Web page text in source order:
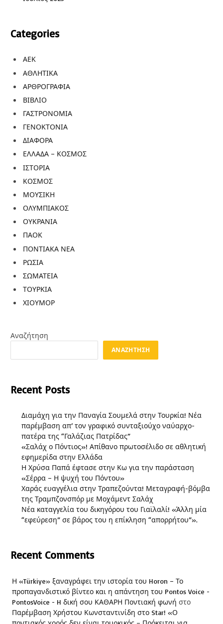
Categories
ΑΕΚ
ΑΘΛΗΤΙΚΑ
ΑΡΘΡΟΓΡΑΦΙΑ
ΒΙΒΛΙΟ
ΓΑΣΤΡΟΝΟΜΙΑ
ΓΕΝΟΚΤΟΝΙΑ
ΔΙΑΦΟΡΑ
ΕΛΛΑΔΑ – ΚΟΣΜΟΣ
ΙΣΤΟΡΙΑ
ΚΟΣΜΟΣ
ΜΟΥΣΙΚΗ
ΟΛΥΜΠΙΑΚΟΣ
ΟΥΚΡΑΝΙΑ
ΠΑΟΚ
ΠΟΝΤΙΑΚΑ ΝΕΑ
ΡΩΣΙΑ
ΣΩΜΑΤΕΙΑ
ΤΟΥΡΚΙΑ
ΧΙΟΥΜΟΡ
Αναζήτηση
ΑΝΑΖΉΤΗΣΗ
Recent Posts
Διαμάχη για την Παναγία Σουμελά στην Τουρκία! Νέα
παρέμβαση απ’ τον γραφικό συνταξιούχο ναύαρχο-
πατέρα της “Γαλάζιας Πατρίδας”
«Σαλάχ ο Πόντιος»! Απίθανο πρωτοσέλιδο σε αθλητική
εφημερίδα στην Ελλάδα
Η Χρύσα Παπά έφτασε στην Κω για την παράσταση
«Σέρρα – Η ψυχή του Πόντου»
Χαράς ευαγγέλια στην Τραπεζούντα! Μεταγραφή-βόμβα
της Τραμπζονσπόρ με Μοχάμεντ Σαλάχ
Νέα καταγγελία του δικηγόρου του Γιαϊλαλί! «Άλλη μία
“εφεύρεση” σε βάρος του η επίκληση “απορρήτου”».
Recent Comments
Η «Türkiye» ξαναγράφει την ιστορία του Horon – Το
προπαγανδιστικό βίντεο και η απάντηση του Pontos Voice -
PontosVoice - H δική σου ΚΑΘΑΡΗ Ποντιακή φωνή στο
Παρέμβαση Χρήστου Κωνσταντινίδη στο Star! «Ο